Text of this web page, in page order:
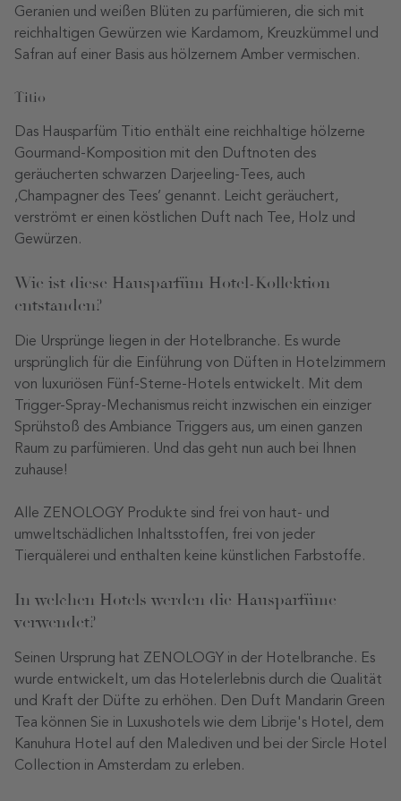
Geranien und weißen Blüten zu parfümieren, die sich mit
reichhaltigen Gewürzen wie Kardamom, Kreuzkümmel und
Safran auf einer Basis aus hölzernem Amber vermischen.
Titio
Das Hausparfüm Titio enthält eine reichhaltige hölzerne
Gourmand-Komposition mit den Duftnoten des
geräucherten schwarzen Darjeeling-Tees, auch
‚Champagner des Tees’ genannt. Leicht geräuchert,
verströmt er einen köstlichen Duft nach Tee, Holz und
Gewürzen.
Wie ist diese Hausparfüm Hotel-Kollektion
entstanden?
Die Ursprünge liegen in der Hotelbranche. Es wurde
ursprünglich für die Einführung von Düften in Hotelzimmern
von luxuriösen Fünf-Sterne-Hotels entwickelt. Mit dem
Trigger-Spray-Mechanismus reicht inzwischen ein einziger
Sprühstoß des Ambiance Triggers aus, um einen ganzen
Raum zu parfümieren. Und das geht nun auch bei Ihnen
zuhause!
Alle ZENOLOGY Produkte sind frei von haut- und
umweltschädlichen Inhaltsstoffen, frei von jeder
Tierquälerei und enthalten keine künstlichen Farbstoffe.
In welchen Hotels werden die Hausparfüme
verwendet?
Seinen Ursprung hat ZENOLOGY in der Hotelbranche. Es
wurde entwickelt, um das Hotelerlebnis durch die Qualität
und Kraft der Düfte zu erhöhen. Den Duft Mandarin Green
Tea können Sie in Luxushotels wie dem Librije's Hotel, dem
Kanuhura Hotel auf den Malediven und bei der Sircle Hotel
Collection in Amsterdam zu erleben.